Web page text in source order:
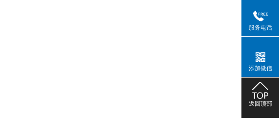
服务电话
添加微信
返回顶部